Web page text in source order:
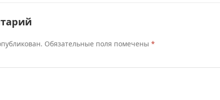
Обязательные поля помечены *